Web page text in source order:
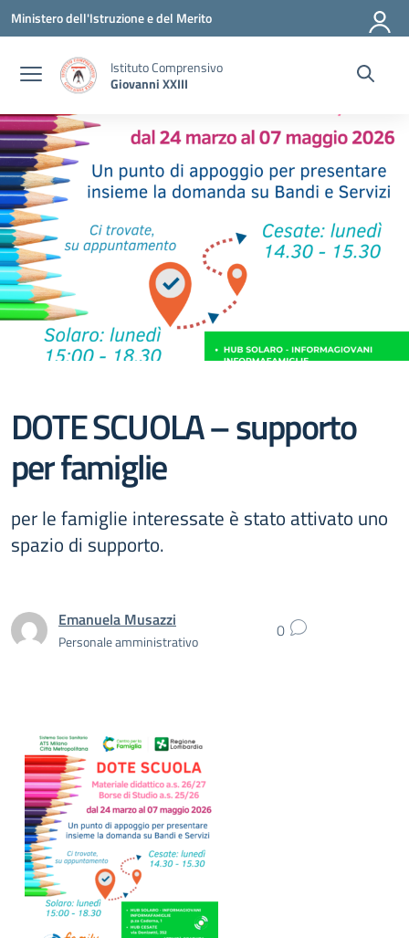
Vai ai contenuti
Vai al menu di navigazione
Vai al footer
Ministero dell'Istruzione e del Merito
Istituto Comprensivo
Giovanni XXIII
DOTE SCUOLA – supporto
per famiglie
per le famiglie interessate è stato attivato uno
spazio di supporto.
Emanuela Musazzi
Personale amministrativo 0